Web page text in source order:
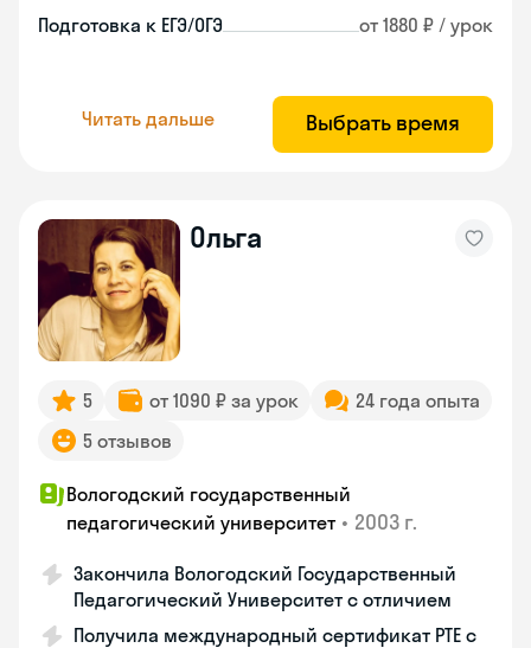
Подготовка к ЕГЭ/ОГЭ от 1880 ₽ / урок
Читать дальше Выбрать время
Ольга
5 от 1090 ₽ за урок
24 года опыта
5 отзывов
Вологодский государственный
педагогический университет • 2003 г.
Закончила Вологодский Государственный
Педагогический Университет с отличием
Получила международный сертификат PTE с